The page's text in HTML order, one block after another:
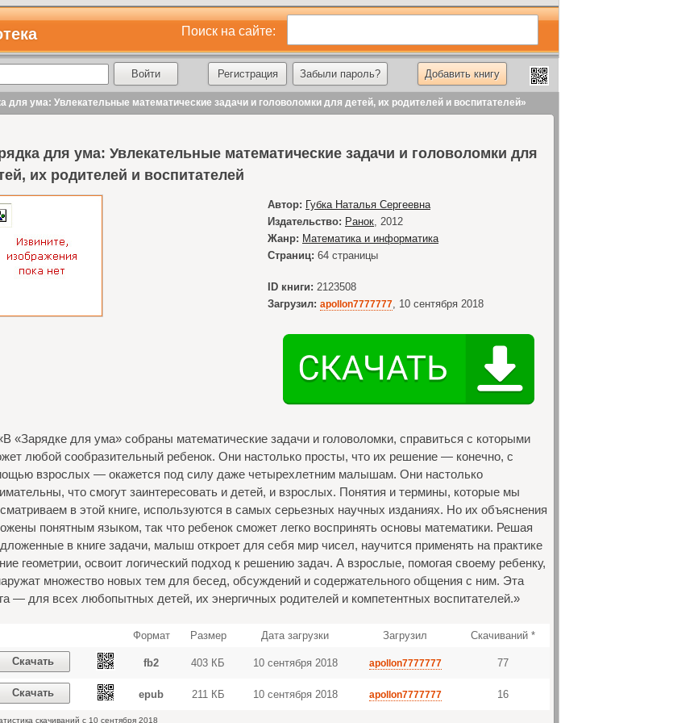
Поиск на сайте:
Регистрация Забыли пароль? Добавить книгу
для ума: Увлекательные математические задачи и головоломки для детей, их родителей и воспитателей»
для ума: Увлекательные математические задачи и головоломки для
их родителей и воспитателей
Автор: Губка Наталья Сергеевна
Издательство: Ранок, 2012
Жанр: Математика и информатика
Страниц: 64 страницы
ID книги: 2123508
Загрузил: apollon7777777, 10 сентября 2018
«Зарядке для ума» собраны математические задачи и головоломки, справиться с которыми
любой сообразительный ребенок. Они настолько просты, что их решение — конечно, с
взрослых — окажется под силу даже четырехлетним малышам. Они настолько
что смогут заинтересовать и детей, и взрослых. Понятия и термины, которые мы
в этой книге, используются в самых серьезных научных изданиях. Но их объяснения
понятным языком, так что ребенок сможет легко воспринять основы математики. Решая
в книге задачи, малыш откроет для себя мир чисел, научится применять на практике
геометрии, освоит логический подход к решению задач. А взрослые, помогая своему ребенку,
множество новых тем для бесед, обсуждений и содержательного общения с ним. Эта
— для всех любопытных детей, их энергичных родителей и компетентных воспитателей.»
Формат Размер Дата загрузки Загрузил Скачиваний *
Скачать fb2 403 КБ 10 сентября 2018 apollon7777777 77
Скачать epub 211 КБ 10 сентября 2018 apollon7777777 16
скачиваний с 10 сентября 2018